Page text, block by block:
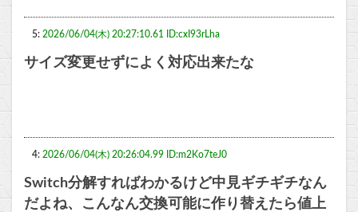
5: 2026/06/04(木) 20:27:10.61 ID:cxI93rLha
サイズ変更せずによく対応出来たな
4: 2026/06/04(木) 20:26:04.99 ID:m2Ko7teJ0
Switch分解すればわかるけど中見ギチギチなん
だよね、こんなん交換可能に作り替えたら値上